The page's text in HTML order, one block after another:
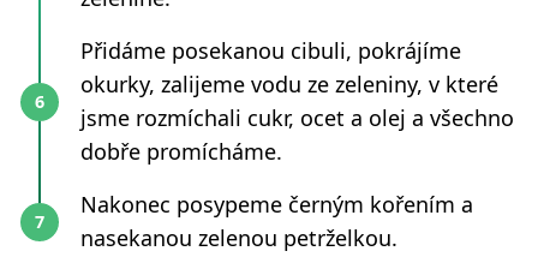
Přidáme posekanou cibuli, pokrájíme
okurky, zalijeme vodu ze zeleniny, v které
jsme rozmíchali cukr, ocet a olej a všechno
dobře promícháme.
Nakonec posypeme černým kořením a
nasekanou zelenou petrželkou.